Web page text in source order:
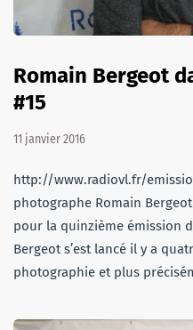
Romain Bergeot
#15
11 janvier 2016
http://www.radiovl.fr/
photographe Romain
pour la quinzième émission
Bergeot s’est lancé il y a
photographie et plus